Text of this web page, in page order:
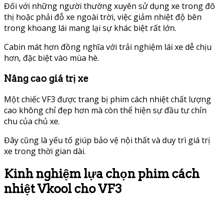
Đối với những người thường xuyên sử dụng xe trong đô
thị hoặc phải đỗ xe ngoài trời, việc giảm nhiệt độ bên
trong khoang lái mang lại sự khác biệt rất lớn.
Cabin mát hơn đồng nghĩa với trải nghiệm lái xe dễ chịu
hơn, đặc biệt vào mùa hè.
Nâng cao giá trị xe
Một chiếc VF3 được trang bị phim cách nhiệt chất lượng
cao không chỉ đẹp hơn mà còn thể hiện sự đầu tư chỉn
chu của chủ xe.
Đây cũng là yếu tố giúp bảo vệ nội thất và duy trì giá trị
xe trong thời gian dài.
Kinh nghiệm lựa chọn phim cách
nhiệt Vkool cho VF3